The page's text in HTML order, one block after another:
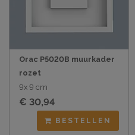
Orac P5020B muurkader
rozet
9x 9 cm
€ 30,94
BESTELLEN